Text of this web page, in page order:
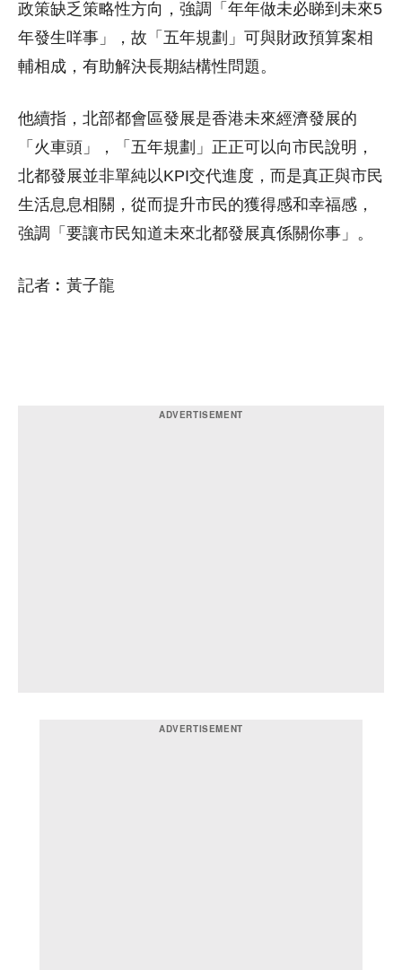
政策缺乏策略性方向，強調「年年做未必睇到未來5
年發生咩事」，故「五年規劃」可與財政預算案相
輔相成，有助解決長期結構性問題。
他續指，北部都會區發展是香港未來經濟發展的
「火車頭」，「五年規劃」正正可以向市民說明，
北都發展並非單純以KPI交代進度，而是真正與市民
生活息息相關，從而提升市民的獲得感和幸福感，
強調「要讓市民知道未來北都發展真係關你事」。
記者︰黃子龍